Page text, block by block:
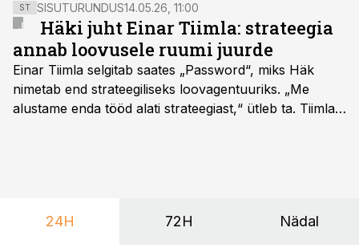
ST SISUTURUNDUS14.05.26, 11:00
Häki juht Einar Tiimla: strateegia
annab loovusele ruumi juurde
Einar Tiimla selgitab saates „Password“, miks Häk
nimetab end strateegiliseks loovagentuuriks. „Me
alustame enda tööd alati strateegiast,“ ütleb ta. Tiimla
24H 72H Nädal